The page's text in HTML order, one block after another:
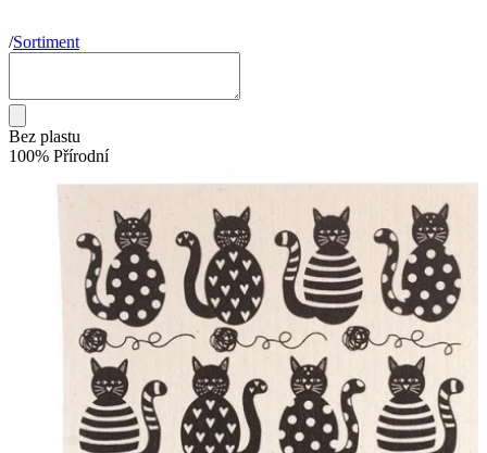
/Sortiment
Bez plastu
100% Přírodní